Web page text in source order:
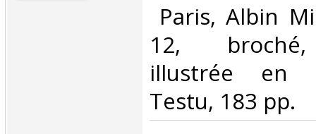
Paris, Albin
12,
illustrée en
Testu, 183 pp. ‎